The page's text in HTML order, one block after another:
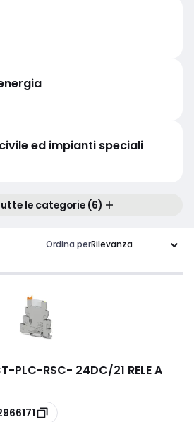
ed impianti speciali
le categorie (6)
Ordina per
-PLC-RSC- 24DC/21 RELE A